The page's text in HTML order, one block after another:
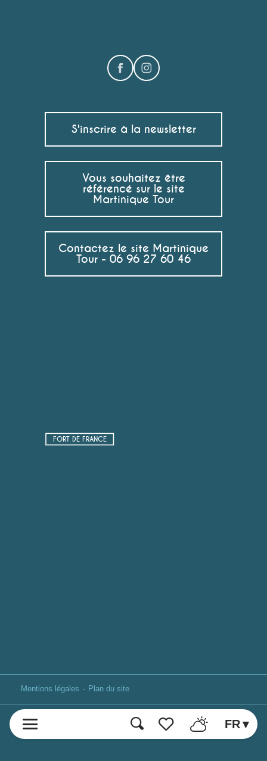
Voir les favoris
Recherche FR
S'inscrire à la newsletter
Vous souhaitez être
référencé sur le site
Martinique Tour
Contactez le site Martinique
Tour - 06 96 27 60 46
FORT DE FRANCE
Mentions légales Plan du site